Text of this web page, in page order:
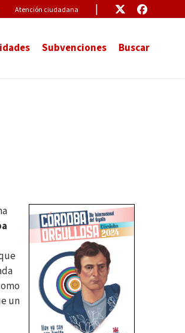
Microsite
Atención ciudadana EnlaceEnlace
Subvenciones Buscar
un